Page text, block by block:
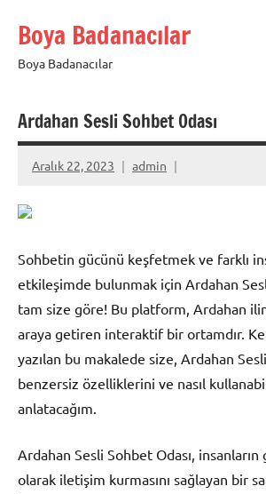
Boya Badanacılar
Boya Badanacılar
Ardahan Sesli Sohbet Odası
Aralık 22, 2023 admin
Sohbetin gücünü keşfetmek ve farklı
etkileşimde bulunmak için Ardahan
tam size göre! Bu platform, Ardahan
araya getiren interaktif bir ortamdır.
yazılan bu makalede size, Ardahan
benzersiz özelliklerini ve nasıl
anlatacağım.
Ardahan Sesli Sohbet Odası, insanların
olarak iletişim kurmasını sağlayan bir